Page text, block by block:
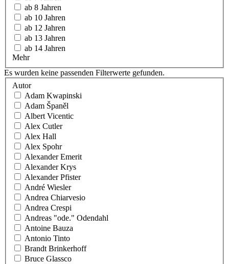
ab 8 Jahren
ab 10 Jahren
ab 12 Jahren
ab 13 Jahren
ab 14 Jahren
Mehr
Es wurden keine passenden Filterwerte gefunden.
Autor
Adam Kwapinski
Adam Španěl
Albert Vicentic
Alex Cutler
Alex Hall
Alex Spohr
Alexander Emerit
Alexander Krys
Alexander Pfister
André Wiesler
Andrea Chiarvesio
Andrea Crespi
Andreas "ode." Odendahl
Antoine Bauza
Antonio Tinto
Brandt Brinkerhoff
Bruce Glassco